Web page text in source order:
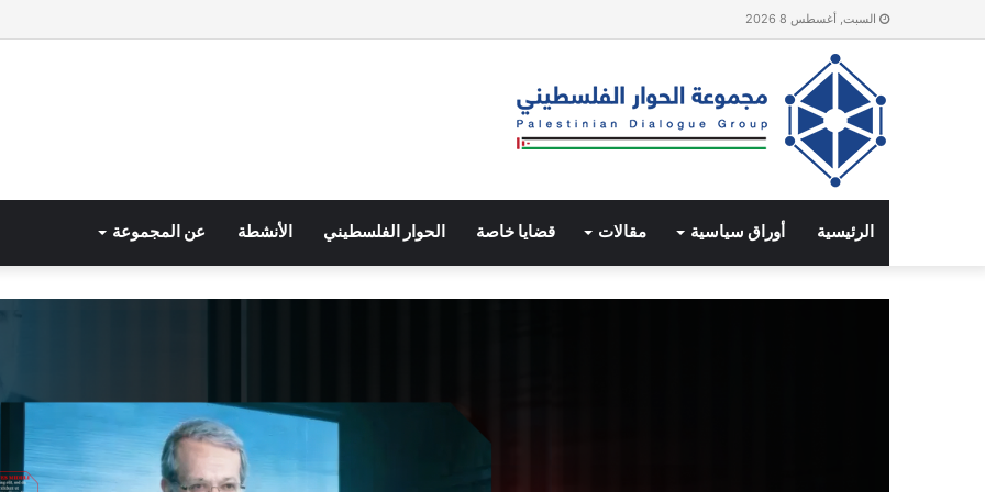
السبت, أغسطس 8 2026
الرئيسية أوراق سياسية مقالات قضايا خاصة الحوار الفلسطيني الأنشطة عن المجموعة